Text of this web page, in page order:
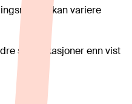
kan variere
spesifikasjoner enn vist